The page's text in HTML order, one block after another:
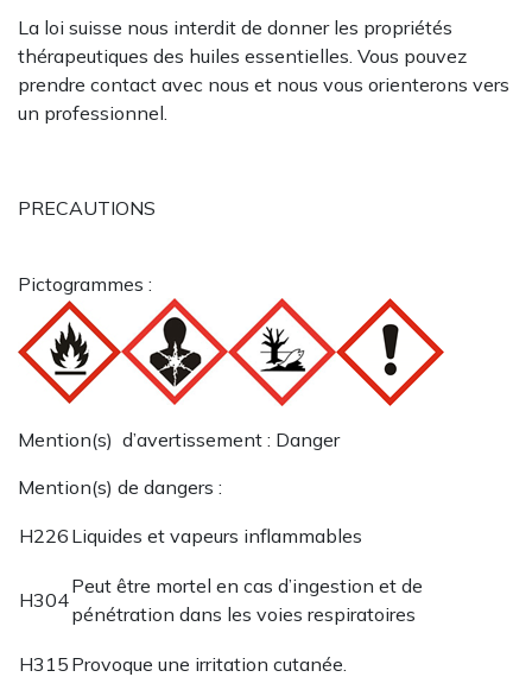
La loi suisse nous interdit de donner les propriétés
thérapeutiques des huiles essentielles. Vous pouvez
prendre contact avec nous et nous vous orienterons vers
un professionnel.
PRECAUTIONS
Pictogrammes :
Mention(s) d’avertissement : Danger
Mention(s) de dangers :
H226 Liquides et vapeurs inflammables
H304
Peut être mortel en cas d’ingestion et de
pénétration dans les voies respiratoires
H315 Provoque une irritation cutanée.